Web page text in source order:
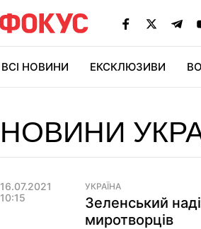
ВСІ НОВИНИ ЕКСКЛЮЗИВИ
НОВИНИ
16.07.2021
10:15
УКРАЇНА
Зеленський
миротворців